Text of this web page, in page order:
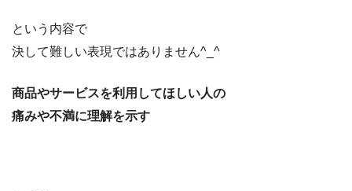
という内容で
決して難しい表現ではありません^_^
商品やサービスを利用してほしい人の
痛みや不満に理解を示す